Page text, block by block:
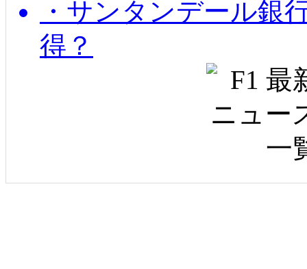
・サンタンデール銀
得？